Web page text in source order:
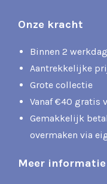
Onze kracht
Binnen 2
Aantrekkelijke
Grote collectie
Vanaf €40 gratis
Gemakkelijk
overmaken via
Meer informatie